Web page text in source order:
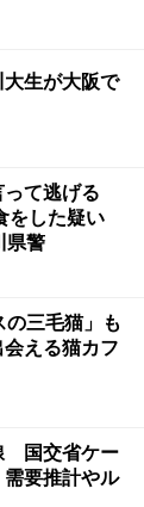
生が大阪で
って逃げる
をした疑い
県警
の三毛猫」も
える猫カフ
国交省ケー
要推計やル